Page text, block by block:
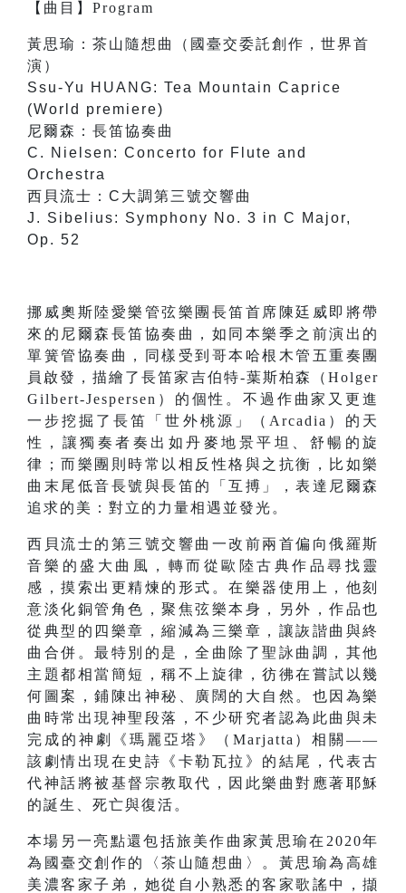
【 曲目 】 Program
黃思瑜：茶山隨想曲（國臺交委託創作，世界首
演）
Ssu-Yu HUANG: Tea Mountain Caprice
(World premiere)
尼爾森：長笛協奏曲
C. Nielsen: Concerto for Flute and
Orchestra
西貝流士：C大調第三號交響曲
J. Sibelius: Symphony No. 3 in C Major,
Op. 52
挪威奧斯陸愛樂管弦樂團長笛首席陳廷威即將帶
來的尼爾森長笛協奏曲，如同本樂季之前演出的
單簧管協奏曲，同樣受到哥本哈根木管五重奏團
員啟發，描繪了長笛家吉伯特-葉斯柏森（Holger
Gilbert-Jespersen）的個性。不過作曲家又更進
一步挖掘了長笛「世外桃源」（Arcadia）的天
性，讓獨奏者奏出如丹麥地景平坦、舒暢的旋
律；而樂團則時常以相反性格與之抗衡，比如樂
曲末尾低音長號與長笛的「互搏」，表達尼爾森
追求的美：對立的力量相遇並發光。
西貝流士的第三號交響曲一改前兩首偏向俄羅斯
音樂的盛大曲風，轉而從歐陸古典作品尋找靈
感，摸索出更精煉的形式。在樂器使用上，他刻
意淡化銅管角色，聚焦弦樂本身，另外，作品也
從典型的四樂章，縮減為三樂章，讓詼諧曲與終
曲合併。最特別的是，全曲除了聖詠曲調，其他
主題都相當簡短，稱不上旋律，彷彿在嘗試以幾
何圖案，鋪陳出神秘、廣闊的大自然。也因為樂
曲時常出現神聖段落，不少研究者認為此曲與未
完成的神劇《瑪麗亞塔》（Marjatta）相關——
該劇情出現在史詩《卡勒瓦拉》的結尾，代表古
代神話將被基督宗教取代，因此樂曲對應著耶穌
的誕生、死亡與復活。
本場另一亮點還包括旅美作曲家黃思瑜在2020年
為國臺交創作的〈茶山隨想曲〉。黃思瑜為高雄
美濃客家子弟，她從自小熟悉的客家歌謠中，擷